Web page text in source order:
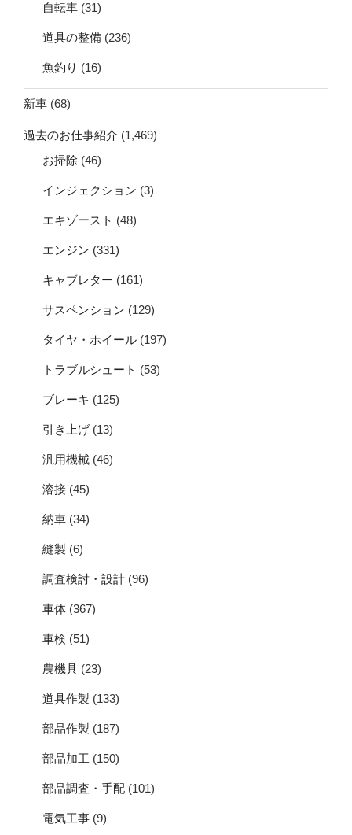
自転車 (31)
道具の整備 (236)
魚釣り (16)
新車 (68)
過去のお仕事紹介 (1,469)
お掃除 (46)
インジェクション (3)
エキゾースト (48)
エンジン (331)
キャブレター (161)
サスペンション (129)
タイヤ・ホイール (197)
トラブルシュート (53)
ブレーキ (125)
引き上げ (13)
汎用機械 (46)
溶接 (45)
納車 (34)
縫製 (6)
調査検討・設計 (96)
車体 (367)
車検 (51)
農機具 (23)
道具作製 (133)
部品作製 (187)
部品加工 (150)
部品調査・手配 (101)
電気工事 (9)